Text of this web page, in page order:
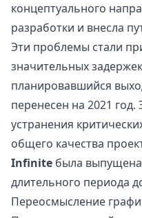
концептуального
разработки и внесла
Эти проблемы стали
значительных
планировавшийся
перенесен на 2021
устранения
общего качества
Infinite была выпущена
длительного периода
Переосмысление